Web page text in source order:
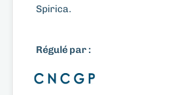
Spirica.
Régulé par :